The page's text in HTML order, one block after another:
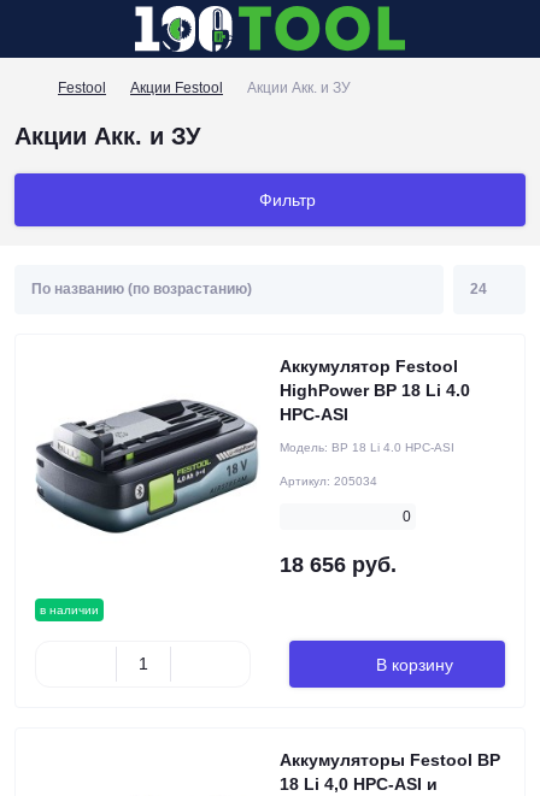
Festool Акции Festool Акции Акк. и ЗУ
Акции Акк. и ЗУ
Фильтр
в наличии
Аккумулятор Festool
HighPower BP 18 Li 4.0
HPC-ASI
Модель: BP 18 Li 4.0 HPC-ASI
Артикул: 205034
0
18 656 руб.
В корзину
Аккумуляторы Festool BP
18 Li 4,0 HPC-ASI и